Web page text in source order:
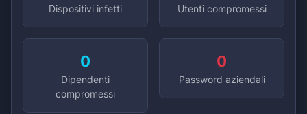
Dispositivi infetti Utenti compromessi
0
Dipendenti
compromessi
0
Password aziendali